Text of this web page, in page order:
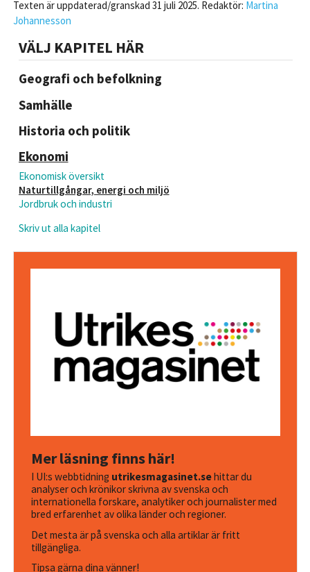
Texten är uppdaterad/granskad 31 juli 2025. Redaktör: Martina
Johannesson
VÄLJ KAPITEL HÄR
Geografi och befolkning
Samhälle
Historia och politik
Ekonomi
Ekonomisk översikt
Naturtillgångar, energi och miljö
Jordbruk och industri
Skriv ut alla kapitel
Mer läsning finns här!
I UI:s webbtidning utrikesmagasinet.sehittar du
analyser och krönikor skrivna av svenska och
internationella forskare, analytiker och journalister med
bred erfarenhet av olika länder och regioner.
Det mesta är på svenska och alla artiklar är fritt
tillgängliga.
Tipsa gärna dina vänner!